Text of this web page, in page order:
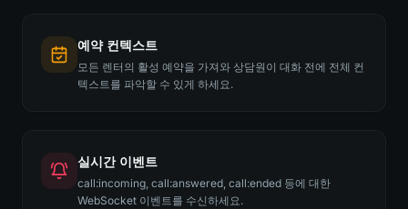
예약 컨텍스트
모든 렌터의 활성 예약을 가져와 상담원이 대화 전에 전체 컨
텍스트를 파악할 수 있게 하세요.
실시간 이벤트
call:incoming, call:answered, call:ended 등에 대한
WebSocket 이벤트를 수신하세요.